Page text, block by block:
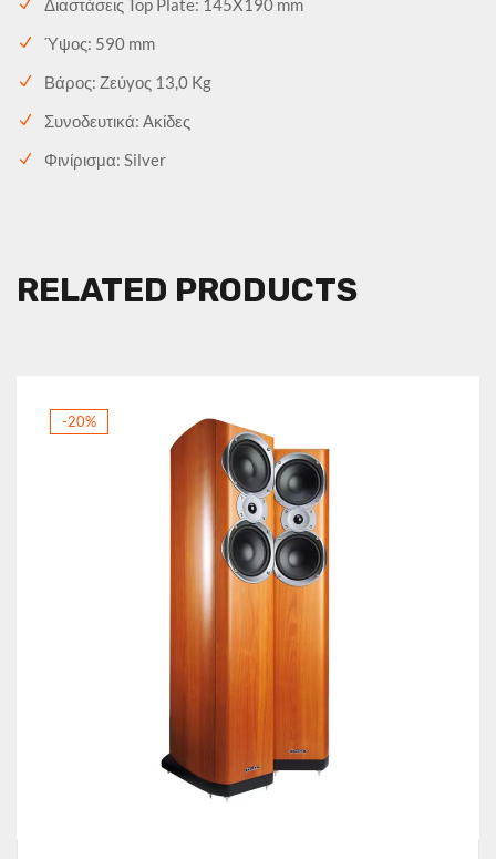
Διαστάσεις Top Plate: 145X190 mm
Ύψος: 590 mm
Βάρος: Ζεύγος 13,0 Kg
Συνοδευτικά: Ακίδες
Φινίρισμα: Silver
RELATED PRODUCTS
-20%